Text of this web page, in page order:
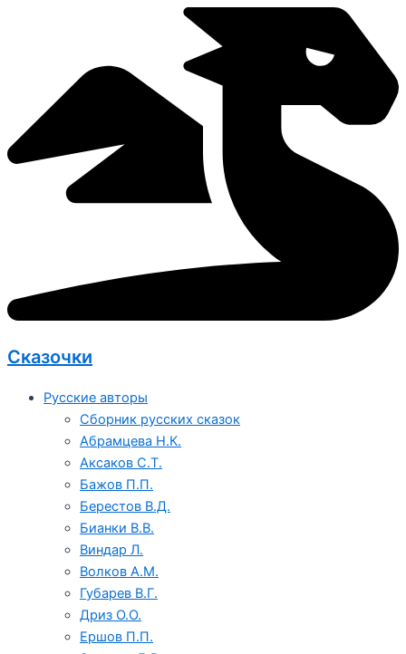
Сказочки
Русские авторы
Сборник русских сказок
Абрамцева Н.К.
Аксаков С.Т.
Бажов П.П.
Берестов В.Д.
Бианки В.В.
Виндар Л.
Волков А.М.
Губарев В.Г.
Дриз О.О.
Ершов П.П.